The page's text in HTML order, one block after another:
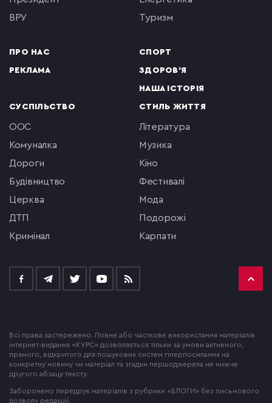
ВРУ
ПРО НАС
РЕКЛАМА
туризм
СПОРТ
ЗДОРОВ'Я
НАША ІСТОРІЯ
СУСПІЛЬСТВО
ООС
комуналка
Дороги
будівництво
церква
ДТП
кримінал
СТИЛЬ ЖИТТЯ
література
музика
кіно
фестивалі
мода
подорожі
Карпати
Всі права застережено. Повне або часткове використання матеріалів
інтернет-видання «КУРС» дозволяється тільки за умови активного,
прямого, відкритого для пошукових систем гіперпосилання на
конкретну новину чи матеріал та згадки першоджерела не нижче
другого абзацу тексту.
Заборонено передрук матеріалів з рубрики «БЛОГИ» без письмового
дозволу редакції.